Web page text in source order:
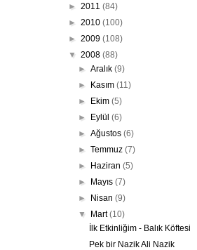
► 2011 (84)
► 2010 (100)
► 2009 (108)
▼ 2008 (88)
►Aralık(9)
► Kasım(11)
► Ekim(5)
► Eylül(6)
►Ağustos(6)
►Temmuz(7)
► Haziran(5)
► Mayıs(7)
► Nisan(9)
▼ Mart(10)
İlk Etkinliğim - Balık Köftesi
Pek bir Nazik Ali Nazik